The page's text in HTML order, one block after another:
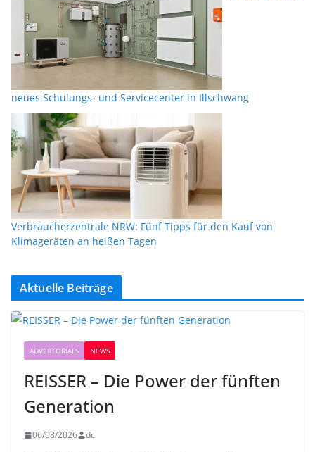
neues Schulungs- und Servicecenter in Illschwang
Verbraucherzentrale NRW: Fünf Tipps für den Kauf von
Klimageräten an heißen Tagen
Aktuelle Beiträge
ADVERTORIALS NEWS
REISSER – Die Power der fünften
Generation
06/08/2026 dc